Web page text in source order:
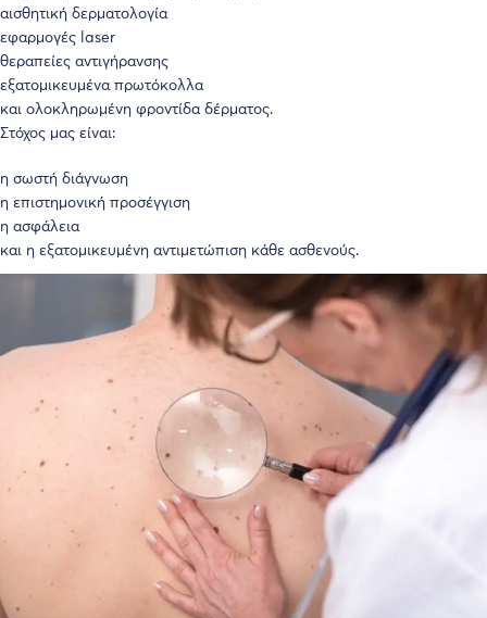
αισθητική δερματολογία
εφαρμογές laser
θεραπείες αντιγήρανσης
εξατομικευμένα πρωτόκολλα
και ολοκληρωμένη φροντίδα δέρματος.
Στόχος μας είναι:
η σωστή διάγνωση
η επιστημονική προσέγγιση
η ασφάλεια
και η εξατομικευμένη αντιμετώπιση κάθε ασθενούς.